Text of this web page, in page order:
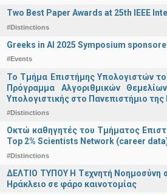
Two Best Paper Awards at 25th IEEE
#Distinctions
Greeks in AI 2025 Symposium
#Events
Το Τμήμα Επιστήμης Υπολογιστών
Πρόγραμμα Αλγοριθμικών
Υπολογιστικής στο Πανεπιστήμιο
#Distinctions
Οκτώ καθηγητές του Τμήματος
Top 2% Scientists Network (career
#Distinctions
ΔΕΛΤΙΟ ΤΥΠΟΥ H Tεχνητή Νοημοσύνη
Ηράκλειο σε φάρο καινοτομίας